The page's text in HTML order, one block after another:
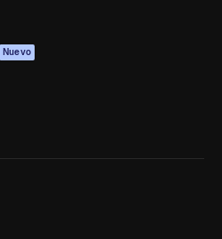
Nuevo